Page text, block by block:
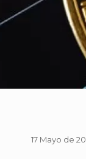
17 Mayo de